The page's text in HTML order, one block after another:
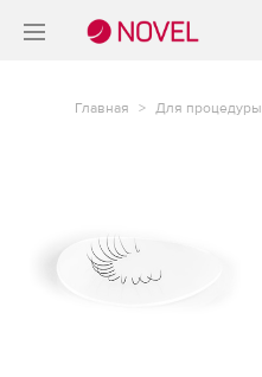
Главная > Для процедуры